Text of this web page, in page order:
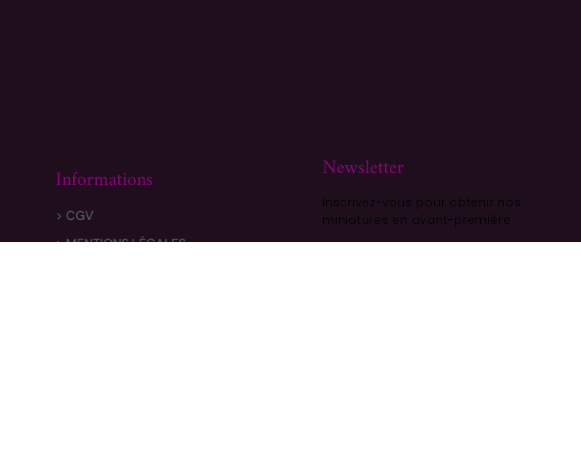
Informations
> CGV
> MENTIONS LÉGALES
Newsletter
Inscrivez-vous pour obtenir nos
miniatures en avant-première